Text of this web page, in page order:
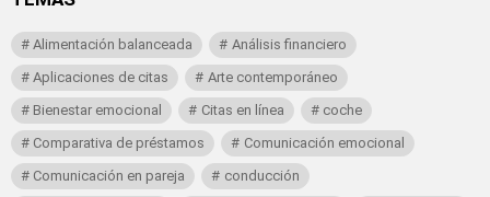
Alimentación balanceada
Análisis financiero
Aplicaciones de citas
Arte contemporáneo
Bienestar emocional
Citas en línea
coche
Comparativa de préstamos
Comunicación emocional
Comunicación en pareja
conducción